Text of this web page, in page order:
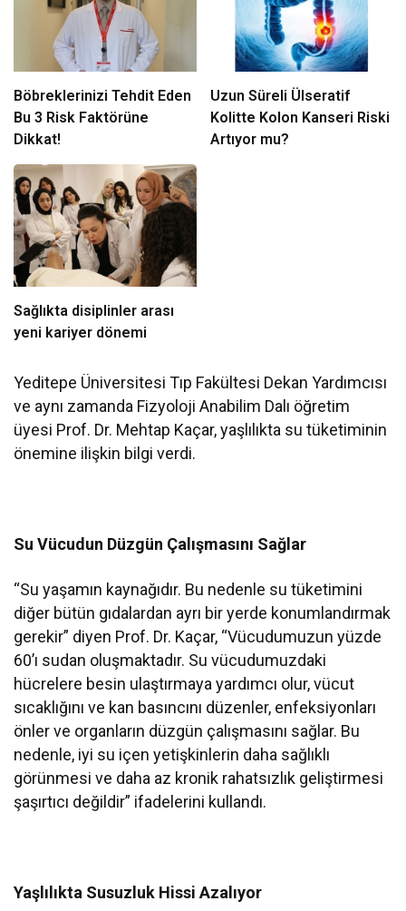
Böbreklerinizi Tehdit Eden
Bu 3 Risk Faktörüne
Dikkat!
Uzun Süreli Ülseratif
Kolitte Kolon Kanseri Riski
Artıyor mu?
Sağlıkta disiplinler arası
yeni kariyer dönemi
Yeditepe Üniversitesi Tıp Fakültesi Dekan Yardımcısı
ve aynı zamanda Fizyoloji Anabilim Dalı öğretim
üyesi Prof. Dr. Mehtap Kaçar, yaşlılıkta su tüketiminin
önemine ilişkin bilgi verdi.
Su Vücudun Düzgün Çalışmasını Sağlar
“Su yaşamın kaynağıdır. Bu nedenle su tüketimini
diğer bütün gıdalardan ayrı bir yerde konumlandırmak
gerekir” diyen Prof. Dr. Kaçar, “Vücudumuzun yüzde
60’ı sudan oluşmaktadır. Su vücudumuzdaki
hücrelere besin ulaştırmaya yardımcı olur, vücut
sıcaklığını ve kan basıncını düzenler, enfeksiyonları
önler ve organların düzgün çalışmasını sağlar. Bu
nedenle, iyi su içen yetişkinlerin daha sağlıklı
görünmesi ve daha az kronik rahatsızlık geliştirmesi
şaşırtıcı değildir” ifadelerini kullandı.
Yaşlılıkta Susuzluk Hissi Azalıyor